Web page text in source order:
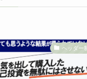
ヘッダー